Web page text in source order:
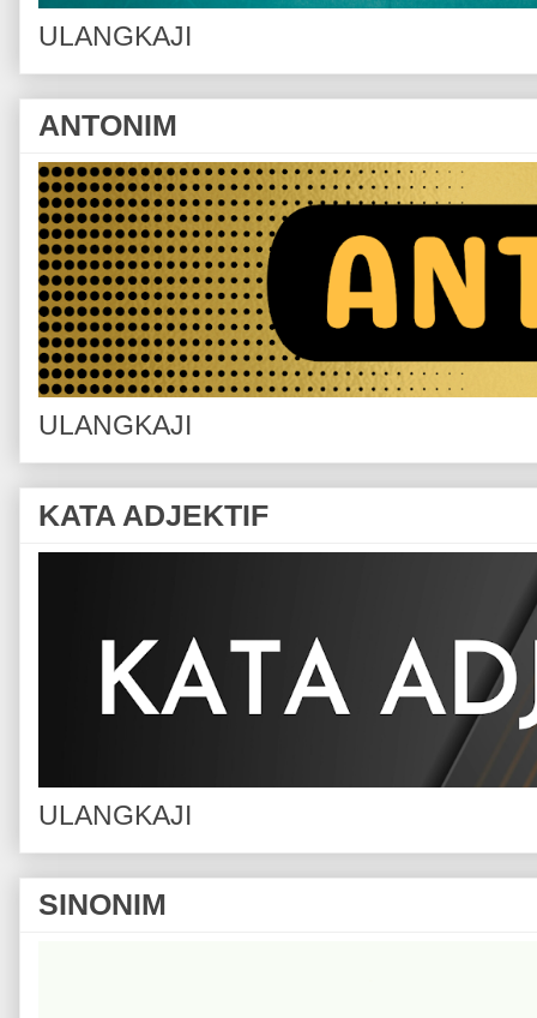
ULANGKAJI
ANTONIM
ULANGKAJI
KATA ADJEKTIF
ULANGKAJI
SINONIM